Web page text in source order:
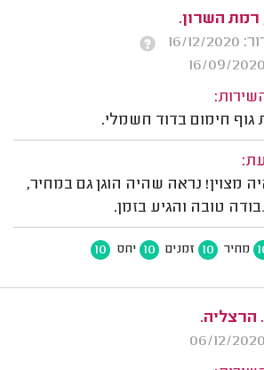
רמת השרון.
2020
חימום בדוד חשמלי.
מצוין! נראה שהיה הוגן גם במחיר,
טובה והגיע בזמן.
מחיר 10 זמנים 10 יחס 10
הרצליה.